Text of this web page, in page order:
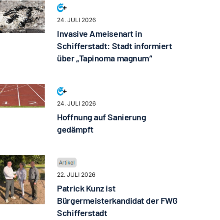
24. JULI 2026
Invasive Ameisenart in
Schifferstadt: Stadt informiert
über „Tapinoma magnum“
24. JULI 2026
Hoffnung auf Sanierung
gedämpft
22. JULI 2026
Patrick Kunz ist
Bürgermeisterkandidat der FWG
Schifferstadt